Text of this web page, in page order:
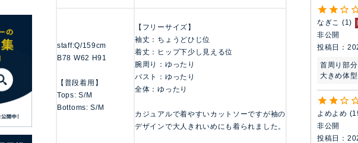
なぎこ 1
非公開
投稿日
首周り部
大きめ体
よめよめ
非公開
投稿日
staff:Q/159cm
B78 W62 H91
【普段着用】
Tops: S/M
Bottoms: S/M
【フリーサイズ】
袖丈：ちょうどひじ位
着丈：ヒップ下少し見える位
腕周り：ゆったり
バスト：ゆったり
全体：ゆったり
カジュアルで着やすいカットソーですが袖の
デザインで大人きれいめにも着られました。